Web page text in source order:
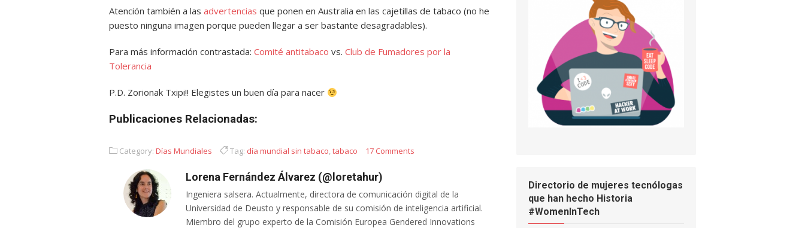
Atención también a las advertencias que ponen en Australia en las cajetillas de tabaco (no he
puesto ninguna imagen porque pueden llegar a ser bastante desagradables).
Para más información contrastada: Comité antitabaco vs. Club de Fumadores por la
Tolerancia
P.D. Zorionak Txipi!! Elegistes un buen día para nacer
Publicaciones Relacionadas:
Category: Días Mundiales Tag: día mundial sin tabaco,tabaco 17 Comments
Lorena Fernández Álvarez (@loretahur)
Ingeniera salsera. Actualmente, directora de comunicación digital de la
Universidad de Deusto y responsable de su comisión de inteligencia artificial.
Miembro del grupo experto de la Comisión Europea Gendered Innovations
Directorio de mujeres tecnólogas
que han hecho Historia
#WomenInTech